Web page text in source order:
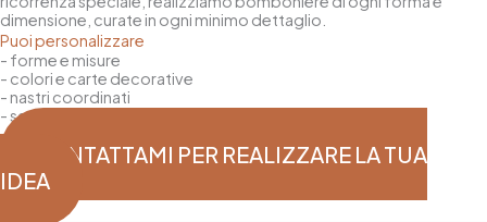
dimensione, curate in ogni minimo dettaglio.
Puoi personalizzare
- forme e misure
- colori e carte decorative
- nastri coordinati
- sacchetti porta confetti
- Iniziali, nomi o date incise
CONTATTAMI PER REALIZZARE LA TUA
IDEA